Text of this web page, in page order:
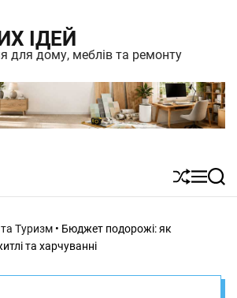
ІДЕЙ
для дому, меблів та ремонту
S
MS
Туризм • Бюджет подорожі: як
та харчуванні